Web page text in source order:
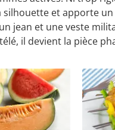
et apporte
jean et une veste
il devient la pièce